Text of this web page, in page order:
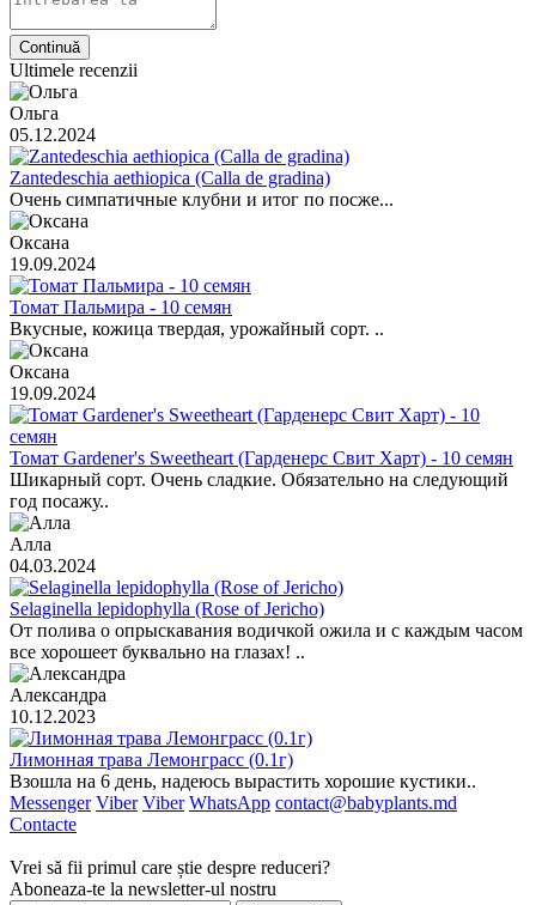
Continuă
Ultimele recenzii
Ольга
05.12.2024
Zantedeschia aethiopica (Calla de gradina)
Очень симпатичные клубни и итог по посже...
Оксана
19.09.2024
Томат Пальмира - 10 семян
Вкусные, кожица твердая, урожайный сорт. ..
Оксана
19.09.2024
Томат Gardener's Sweetheart (Гарденерс Свит Харт) - 10 семян
Шикарный сорт. Очень сладкие. Обязательно на следующий
год посажу..
Алла
04.03.2024
Selaginella lepidophylla (Rose of Jericho)
От полива о опрыскавания водичкой ожила и с каждым часом
все хорошеет буквально на глазах! ..
Александра
10.12.2023
Лимонная трава Лемонграсс (0.1г)
Взошла на 6 день, надеюсь вырастить хорошие кустики..
Messenger Viber Viber WhatsApp contact@babyplants.md
Contacte
Vrei să fii primul care știe despre reduceri?
Aboneaza-te la newsletter-ul nostru